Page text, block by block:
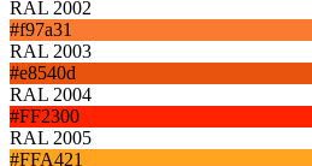
RAL 2002
#f97a31
RAL 2003
#e8540d
RAL 2004
#FF2300
RAL 2005
#FFA421